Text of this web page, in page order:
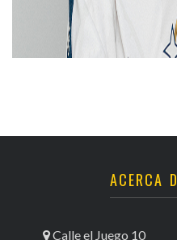
ACERCA
Calle el Juego 10